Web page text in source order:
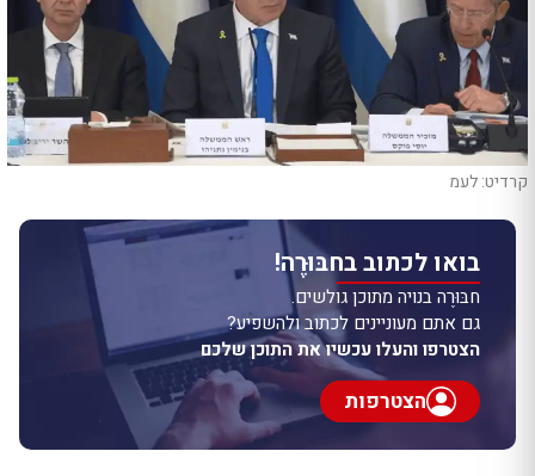
קרדיט: לעמ
בואו לכתוב בחבּוּרֶה!
חבּוּרֶה בנויה מתוכן גולשים.
גם אתם מעוניינים לכתוב ולהשפיע?
הצטרפו והעלו עכשיו את התוכן שלכם
הצטרפות